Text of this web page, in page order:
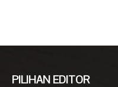
PILIHAN EDITOR